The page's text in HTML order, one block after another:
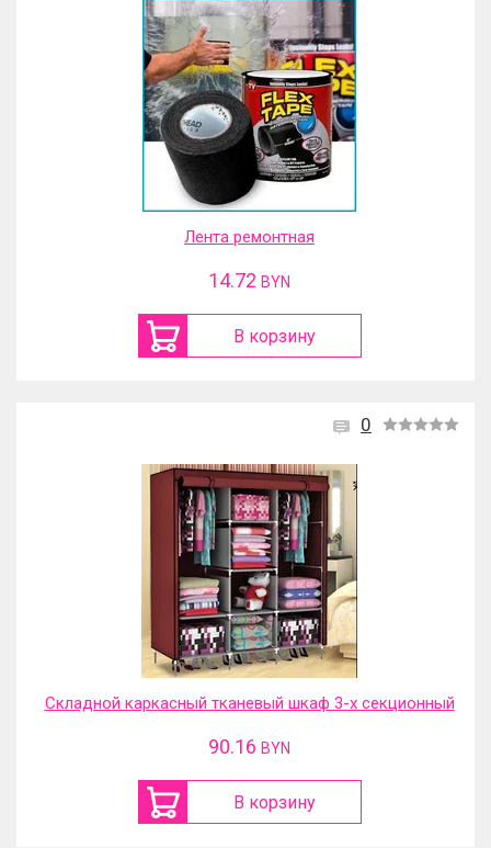
Лента ремонтная
14.72 BYN
В корзину
0
Складной каркасный тканевый шкаф 3-х секционный
90.16 BYN
В корзину